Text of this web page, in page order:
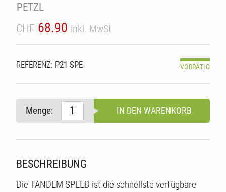
PETZL
CHF 68.90 inkl. MwSt
REFERENZ: P21 SPE VORRÄTIG
Menge: IN DEN WARENKORB
BESCHREIBUNG
Die TANDEM SPEED ist die schnellste verfügbare